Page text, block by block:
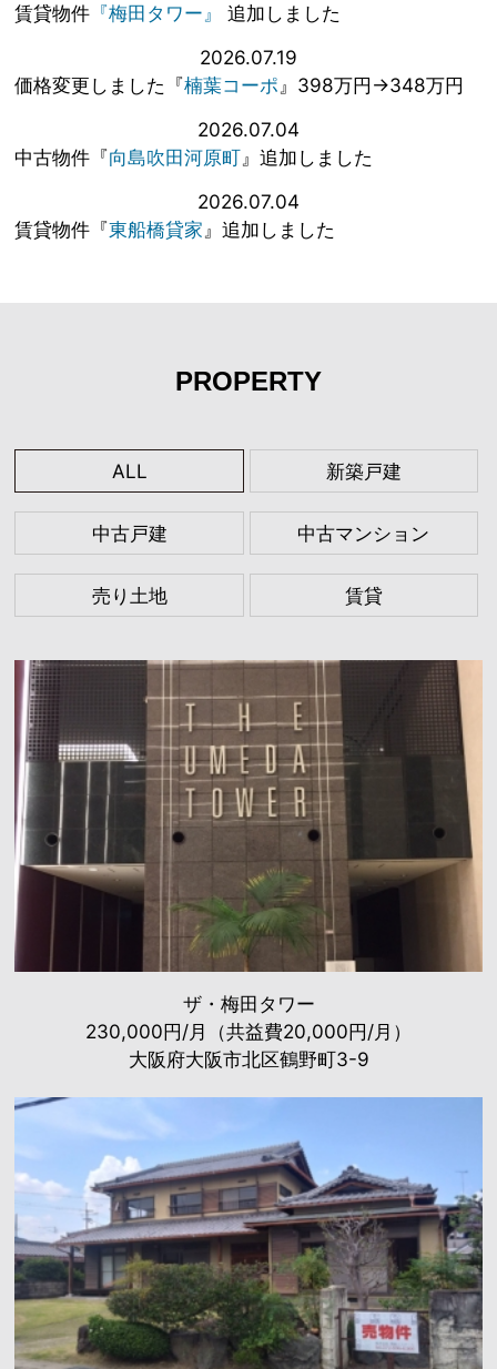
賃貸物件 『梅田タワー』
追加しました
2026.07.19
価格変更しました『楠葉コーポ』398万円→348万円
2026.07.04
中古物件『向島吹田河原町』追加しました
2026.07.04
賃貸物件『東船橋貸家』追加しました
PROPERTY
ALL 新築戸建
中古戸建 中古マンション
売り土地 賃貸
ザ・梅田タワー
230,000円/月（共益費20,000円/月）
大阪府大阪市北区鶴野町3-9